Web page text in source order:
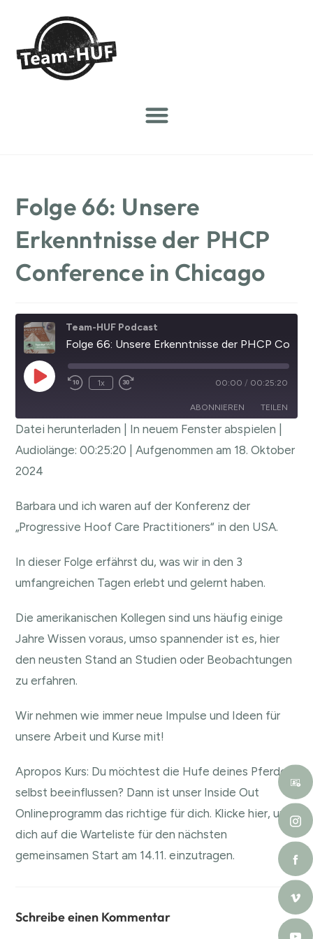
Folge 66: Unsere
Erkenntnisse der PHCP
Conference in Chicago
Team-HUF Podcast
1x 00:00 / 00:25:20
ABONNIEREN TEILEN
RSS FEED
TEILEN
LINK
EMBED
Datei herunterladen In neuem Fenster abspielen
Audiolänge: 00:25:20 |Aufgenommen am 18. Oktober
2024
Barbara und ich waren auf der Konferenz der
„Progressive Hoof Care Practitioners“ in den USA.
In dieser Folge erfährst du, was wir in den 3
umfangreichen Tagen erlebt und gelernt haben.
Die amerikanischen Kollegen sind uns häufig einige
Jahre Wissen voraus, umso spannender ist es, hier
den neusten Stand an Studien oder Beobachtungen
zu erfahren.
Wir nehmen wie immer neue Impulse und Ideen für
unsere Arbeit und Kurse mit!
Apropos Kurs: Du möchtest die Hufe deines Pferdes
selbst beeinflussen? Dann ist unser Inside Out
Onlineprogramm das richtige für dich. Klicke hier, um
dich auf die Warteliste für den nächsten
gemeinsamen Start am 14.11. einzutragen.
Schreibe einen Kommentar